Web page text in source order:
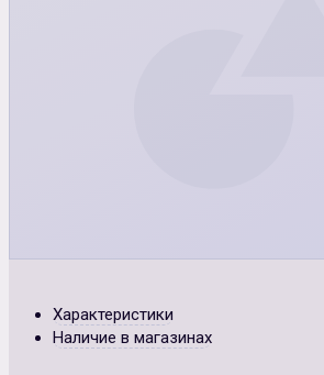
Характеристики
Наличие в магазинах